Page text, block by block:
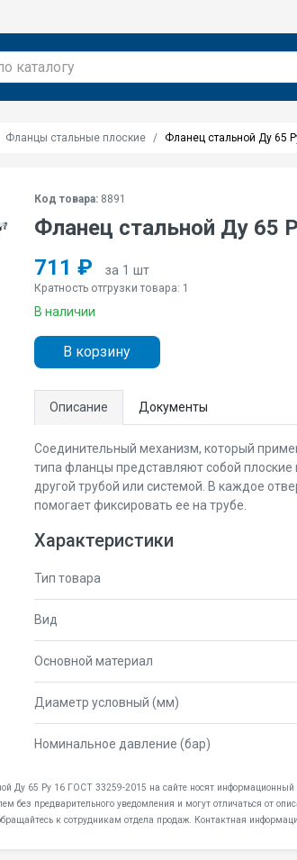
Фланцы стальные плоские Фланец стальной Ду 65
Код товара:8891
Фланец стальной Ду 65
711 ₽
за 1 шт
Кратность отгрузки товара: 1
В наличии
В корзину
Описание Документы
Соединительный механизм, который
типа фланцы представляют собой плоские
другой трубой или системой. В каждое
помогает фиксировать ее на трубе.
Характеристики
Тип товара
Вид
Основной материал
Диаметр условный (мм)
Номинальное давление (бар)
Ду 65 Pу 16 ГОСТ 33259-2015 на сайте носят
без предварительного уведомления и могут отличаться от
к сотрудникам отдела продаж. Контактная